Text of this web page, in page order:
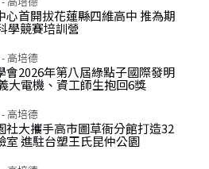
心首開拔花蓮縣四維高中 推為期
學競賽培訓營
高培德
會2026年第八屆綠點子國際發明
大電機、資工師生抱回6獎
高培德
社大攜手高市圖草衙分館打造32
室 進駐台塑王氏昆仲公園